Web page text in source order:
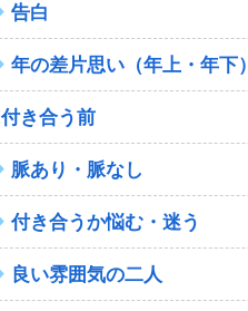
告白
年の差片思い（年上・年下）
付き合う前
脈あり・脈なし
付き合うか悩む・迷う
良い雰囲気の二人